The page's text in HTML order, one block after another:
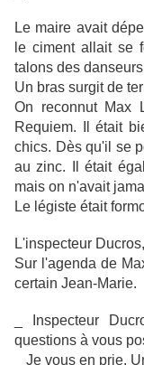
Le maire avait
le ciment allait se
talons des
Un bras surgit de
On reconnut Max
Requiem. Il était
chics. Dès qu'il se
au zinc. Il était
mais on n'avait
Le légiste était
L'inspecteur
Sur l'agenda de
certain Jean-Marie.
_ Inspecteur
questions à vous
_ Je vous en prie.